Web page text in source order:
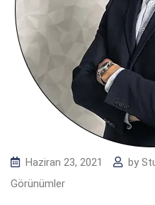
Haziran 23, 2021 by
Görünümler